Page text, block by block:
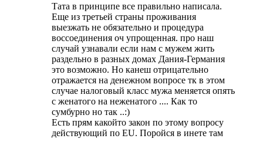
Тата в принципе все правильно написала.
Еще из третьей страны проживания
выезжать не обязательно и процедура
воссоединения оч упрощенная. про наш
случай узнавали если нам с мужем жить
раздельно в разных домах Дания-Германия
это возможно. Но канеш отрицательно
отражается на денежном вопросе тк в этом
случае налоговый класс мужа меняется опять
с женатого на неженатого .... Как то
сумбурно но так ..:)
Есть прям какойто закон по этому вопросу
действующий по EU. Поройся в инете там